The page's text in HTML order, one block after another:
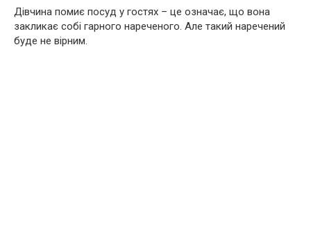
Дівчина помиє посуд у гостях – це означає, що вона
закликає собі гарного нареченого. Але такий наречений
буде не вірним.